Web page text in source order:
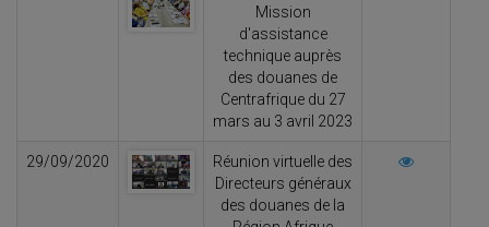
Mission
d'assistance
technique auprès
des douanes de
Centrafrique du 27
mars au 3 avril 2023
29/09/2020
Réunion virtuelle des
Directeurs généraux
des douanes de la